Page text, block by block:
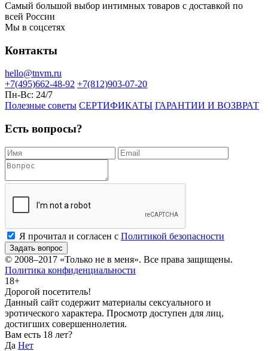
Самый большой выбор интимных товаров с доставкой по
всей России
Мы в соцсетях
Контакты
hello@tnvm.ru
+7(495)662-48-92 +7(812)903-07-20
Пн-Вс: 24/7
Полезные советы СЕРТИФИКАТЫ ГАРАНТИИ И ВОЗВРАТ
Есть вопросы?
Я прочитал и согласен с Политикой безопасности
Задать вопрос
© 2008–2017 «Только не в меня». Все права защищены.
Политика конфиденциальности
18+
Дорогой посетитель!
Данный сайт содержит материалы сексуального и
эротического характера. Просмотр доступен для лиц,
достигших совершеннолетия.
Вам есть 18 лет?
Да Нет